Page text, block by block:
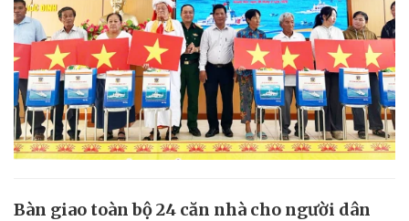
Bàn giao toàn bộ 24 căn nhà cho người dân